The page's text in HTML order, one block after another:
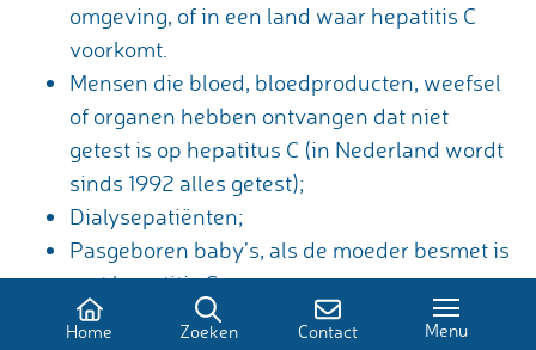
omgeving, of in een land waar hepatitis C
voorkomt.
Mensen die bloed, bloedproducten, weefsel
of organen hebben ontvangen dat niet
getest is op hepatitus C (in Nederland wordt
sinds 1992 alles getest);
Dialysepatiënten;
Pasgeboren baby’s, als de moeder besmet is
met hepatitis C.
Home Zoeken Contact Menu